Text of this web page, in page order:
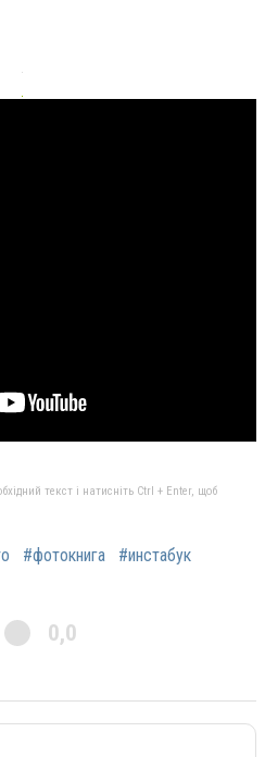
текст і натисніть Ctrl + Enter, щоб
#фотокнига
#инстабук
0,0